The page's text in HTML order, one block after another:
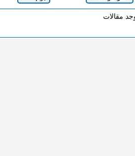
مقالات